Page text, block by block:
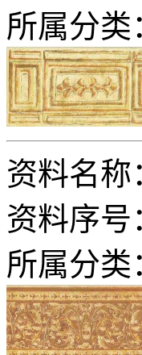
所属分类
资料名称
资料序号
所属分类